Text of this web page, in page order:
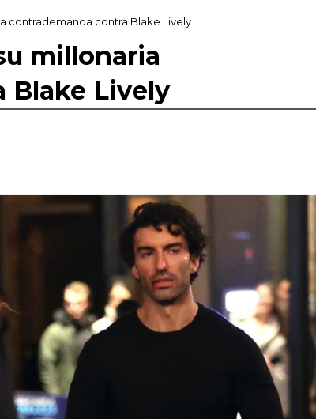
contrademanda contra Blake Lively
millonaria
Blake Lively